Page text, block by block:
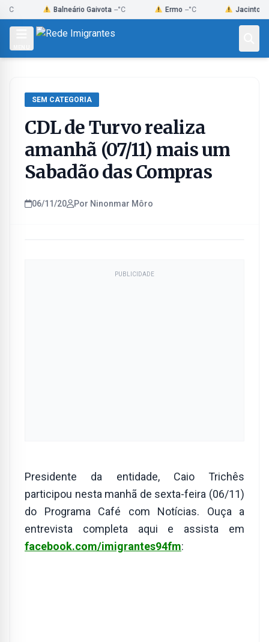
Skip
to
Balneário Gaivota --°C Ermo --°C Jacinto
SEM CATEGORIA
CDL de Turvo realiza
amanhã (07/11) mais um
Sabadão das Compras
06/11/20 Por Ninonmar Môro
PUBLICIDADE
Presidente da entidade, Caio Trichês
participou nesta manhã de sexta-feira (06/11)
do Programa Café com Notícias. Ouça a
entrevista completa aqui e assista em
facebook.com/imigrantes94fm: